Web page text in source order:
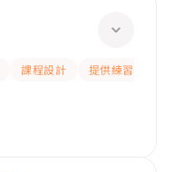
課程設計
提供練習題/試題